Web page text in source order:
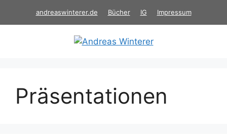
andreaswinterer.de Bücher IG Impressum
Präsentationen